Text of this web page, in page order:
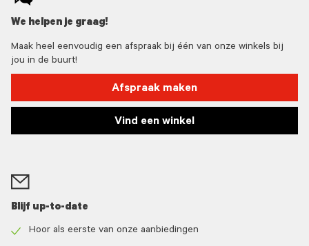
We helpen je graag!
Maak heel eenvoudig een afspraak bij één van onze winkels bij
jou in de buurt!
Afspraak maken
Vind een winkel
Blijf up-to-date
Hoor als eerste van onze aanbiedingen